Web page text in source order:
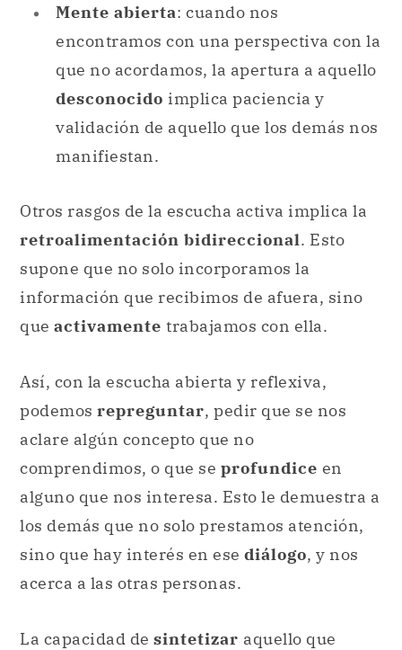
Mente abierta: cuando nos
encontramos con una perspectiva con la
que no acordamos, la apertura a aquello
desconocido implica paciencia y
validación de aquello que los demás nos
manifiestan.
Otros rasgos de la escucha activa implica la
retroalimentación bidireccional. Esto
supone que no solo incorporamos la
información que recibimos de afuera, sino
que activamente trabajamos con ella.
Así, con la escucha abierta y reflexiva,
podemos repreguntar, pedir que se nos
aclare algún concepto que no
comprendimos, o que se profundice en
alguno que nos interesa. Esto le demuestra a
los demás que no solo prestamos atención,
sino que hay interés en ese diálogo, y nos
acerca a las otras personas.
La capacidad de sintetizar aquello que